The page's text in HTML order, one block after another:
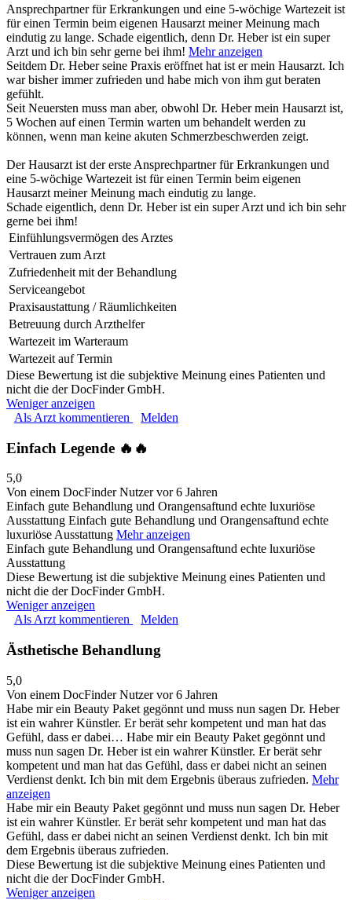
Ansprechpartner für Erkrankungen und eine 5-wöchige Wartezeit ist
für einen Termin beim eigenen Hausarzt meiner Meinung mach
eindutig zu lange. Schade eigentlich, denn Dr. Heber ist ein super
Arzt und ich bin sehr gerne bei ihm! Mehr anzeigen
Seitdem Dr. Heber seine Praxis eröffnet hat ist er mein Hausarzt. Ich
war bisher immer zufrieden und habe mich von ihm gut beraten
gefühlt.
Seit Neuersten muss man aber, obwohl Dr. Heber mein Hausarzt ist,
5 Wochen auf einen Termin warten um behandelt werden zu
können, wenn man keine akuten Schmerzbeschwerden zeigt.
Der Hausarzt ist der erste Ansprechpartner für Erkrankungen und
eine 5-wöchige Wartezeit ist für einen Termin beim eigenen
Hausarzt meiner Meinung mach eindutig zu lange.
Schade eigentlich, denn Dr. Heber ist ein super Arzt und ich bin sehr
gerne bei ihm!
Einfühlungsvermögen des Arztes
Vertrauen zum Arzt
Zufriedenheit mit der Behandlung
Serviceangebot
Praxisaustattung / Räumlichkeiten
Betreuung durch Arzthelfer
Wartezeit im Warteraum
Wartezeit auf Termin
Diese Bewertung ist die subjektive Meinung eines Patienten und
nicht die der DocFinder GmbH.
Weniger anzeigen
Als Arzt kommentieren
Melden
Einfach Legende 🔥🔥
5,0
Von einem DocFinder Nutzervor 6 Jahren
Einfach gute Behandlung und Orangensaftund echte luxuriöse
Ausstattung Einfach gute Behandlung und Orangensaftund echte
luxuriöse Ausstattung Mehr anzeigen
Einfach gute Behandlung und Orangensaftund echte luxuriöse
Ausstattung
Diese Bewertung ist die subjektive Meinung eines Patienten und
nicht die der DocFinder GmbH.
Weniger anzeigen
Als Arzt kommentieren
Melden
Ästhetische Behandlung
5,0
Von einem DocFinder Nutzervor 6 Jahren
Habe mir ein Beauty Paket gegönnt und muss nun sagen Dr. Heber
ist ein wahrer Künstler. Er berät sehr kompetent und man hat das
Gefühl, dass er dabei… Habe mir ein Beauty Paket gegönnt und
muss nun sagen Dr. Heber ist ein wahrer Künstler. Er berät sehr
kompetent und man hat das Gefühl, dass er dabei nicht an seinen
Verdienst denkt. Ich bin mit dem Ergebnis überaus zufrieden. Mehr
anzeigen
Habe mir ein Beauty Paket gegönnt und muss nun sagen Dr. Heber
ist ein wahrer Künstler. Er berät sehr kompetent und man hat das
Gefühl, dass er dabei nicht an seinen Verdienst denkt. Ich bin mit
dem Ergebnis überaus zufrieden.
Diese Bewertung ist die subjektive Meinung eines Patienten und
nicht die der DocFinder GmbH.
Weniger anzeigen